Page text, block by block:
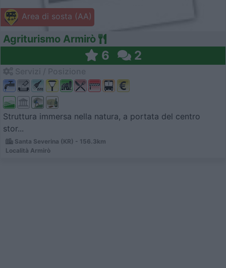
Area di sosta (AA)
Agriturismo Armirò
6 2
Struttura immersa nella natura, a portata del centro
stor...
Santa Severina (KR) - 156.3km
Località Armirò